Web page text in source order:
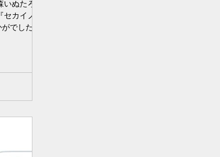
ぬたろで
カイノカケ
でしたでし